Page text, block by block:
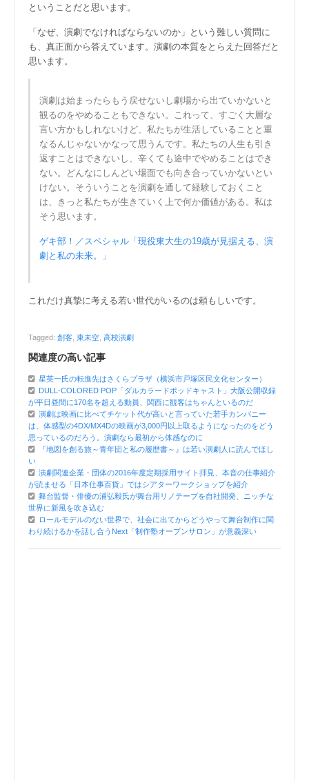
ということだと思います。
「なぜ、演劇でなければならないのか」という難しい質問に
も、真正面から答えています。演劇の本質をとらえた回答だと
思います。
演劇は始まったらもう戻せないし劇場から出ていかないと
観るのをやめることもできない。これって、すごく大層な
言い方かもしれないけど、私たちが生活していることと重
なるんじゃないかなって思うんです。私たちの人生も引き
返すことはできないし、辛くても途中でやめることはでき
ない。どんなにしんどい場面でも向き合っていかないとい
けない。そういうことを演劇を通して経験しておくこと
は、きっと私たちが生きていく上で何か価値がある。私は
そう思います。
ゲキ部！／スペシャル「現役東大生の19歳が見据える、演
劇と私の未来。」
これだけ真摯に考える若い世代がいるのは頼もしいです。
Tagged: 創客 東未空 高校演劇
関連度の高い記事
星英一氏の転進先はさくらプラザ（横浜市戸塚区民文化センター）
DULL-COLORED POP「ダルカラードポッドキャスト」大阪公開収録
が平日昼間に170名を超える動員、関西に観客はちゃんといるのだ
演劇は映画に比べてチケット代が高いと言っていた若手カンパニー
は、体感型の4DX/MX4Dの映画が3,000円以上取るようになったのをどう
思っているのだろう。演劇なら最初から体感なのに
『地図を創る旅～青年団と私の履歴書～』は若い演劇人に読んでほし
い
演劇関連企業・団体の2016年度定期採用サイト拝見、本音の仕事紹介
が読ませる「日本仕事百貨」ではシアターワークショップを紹介
舞台監督・俳優の浦弘毅氏が舞台用リノテープを自社開発、ニッチな
世界に新風を吹き込む
ロールモデルのない世界で、社会に出てからどうやって舞台制作に関
わり続けるかを話し合うNext「制作塾オープンサロン」が意義深い